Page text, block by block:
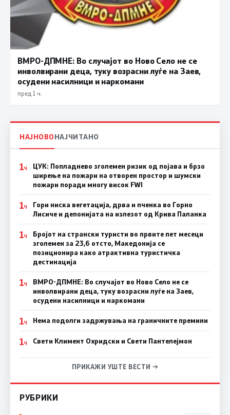
ВМРО-ДПМНЕ: Во случајот во Ново Село не се
инволвирани деца, туку возрасни луѓе на Заев,
осудени насилници и наркомани
пред 1 ч.
НАЈНОВОНАЈЧИТАНО
1Ч
ЦУК: Попладнево зголемен ризик од појава и брзо
ширење на пожари на отворен простор и шумски
пожари поради многу висок FWI
1Ч
Гори ниска вегетација, дрва и пченка во Горно
Лисиче и депонијата на излезот од Крива Паланка
1Ч
Бројот на странски туристи во првите пет месеци
зголемен за 23,6 отсто, Македонија се
позиционира како атрактивна туристичка
дестинација
1Ч
ВМРО-ДПМНЕ: Во случајот во Ново Село не се
инволвирани деца, туку возрасни луѓе на Заев,
осудени насилници и наркомани
1Ч Нема подолги задржувања на граничните премини
1Ч Свети Климент Охридски и Свети Пантелејмон
ПРИКАЖИ УШТЕ ВЕСТИ →
РУБРИКИ